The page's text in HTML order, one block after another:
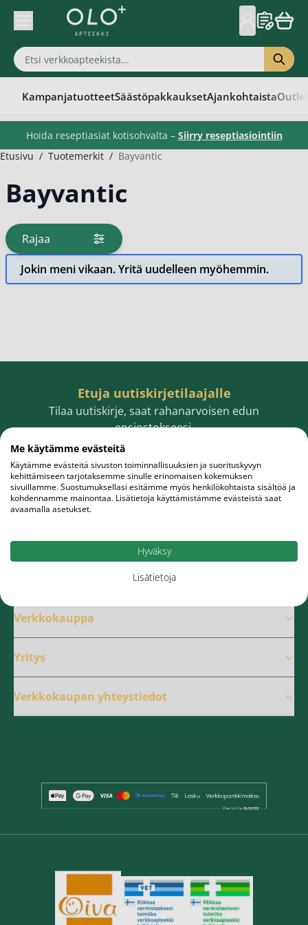
Skip to Content
KampanjatuotteetSäästöpakkauksetAjankohtaista
Hoida reseptiasiat kotisohvalta – Siirry reseptiasiointiin
Etusivu / Tuotemerkit / Bayvantic
Bayvantic
Rajaa
tuotteita
Jokin meni vikaan. Yritä uudelleen myöhemmin.
Etuja uutiskirjetilaajalle
Tilaa uutiskirje, saat rahanarvoisen edun
ensiostokseesi.
Sähköpostiosoite
Tilaa
Verkkokauppa
Yritys
Verkkokaupan yhteystiedot
Me käytämme evästeitä
Käytämme evästeitä sivuston toiminnallisuuksien ja suorituskyvyn
kehittämiseen tarjotaksemme sinulle erinomaisen kokemuksen
sivuillamme. Suostumuksellasi esitämme myös henkilökohtaista sisältöä ja
kohdennamme mainontaa. Lisätietoja käyttämistämme evästeistä saat
avaamalla asetukset.
Hyväksy
Lisätietoja